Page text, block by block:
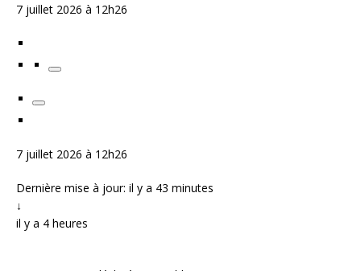
7 juillet 2026 à 12h26
7 juillet 2026 à 12h26
Dernière mise à jour: il y a 43 minutes
↓
il y a 4 heures